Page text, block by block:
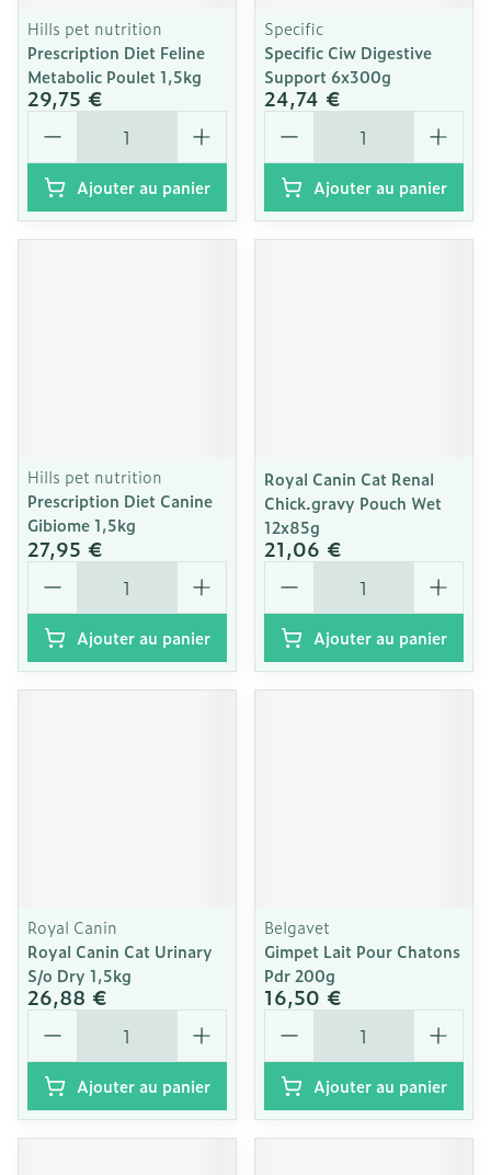
Hills pet nutrition
Prescription Diet Feline
Metabolic Poulet 1,5kg
29,75 €
Quantité
Ajouter au panier
Specific
Specific Ciw Digestive
Support 6x300g
24,74 €
Quantité
Ajouter au panier
Hills pet nutrition
Prescription Diet Canine
Gibiome 1,5kg
27,95 €
Quantité
Ajouter au panier
Royal Canin Cat Renal
Chick.gravy Pouch Wet
12x85g
21,06 €
Quantité
Ajouter au panier
Royal Canin
Royal Canin Cat Urinary
S/o Dry 1,5kg
26,88 €
Quantité
Ajouter au panier
Belgavet
Gimpet Lait Pour Chatons
Pdr 200g
16,50 €
Quantité
Ajouter au panier